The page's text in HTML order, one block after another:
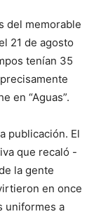
del memorable
21 de agosto
tenían 35
en “Aguas”.
publicación. El
que recaló -
la gente
en once
uniformes a